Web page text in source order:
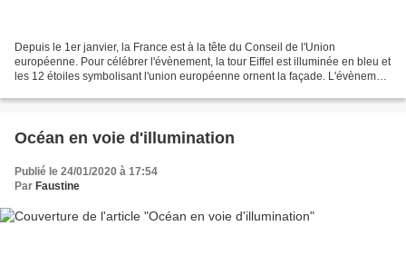
Depuis le 1er janvier, la France est à la tête du Conseil de l'Union
européenne. Pour célébrer l'évènement, la tour Eiffel est illuminée en bleu et
les 12 étoiles symbolisant l'union européenne ornent la façade. L'évènement
Océan en voie d'illumination
Publié le 24/01/2020 à 17:54
Par Faustine